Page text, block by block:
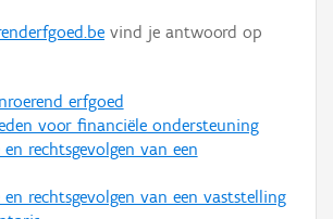
vind je antwoord op
erfgoed
voor financiële ondersteuning
rechtsgevolgen van een
rechtsgevolgen van een vaststelling